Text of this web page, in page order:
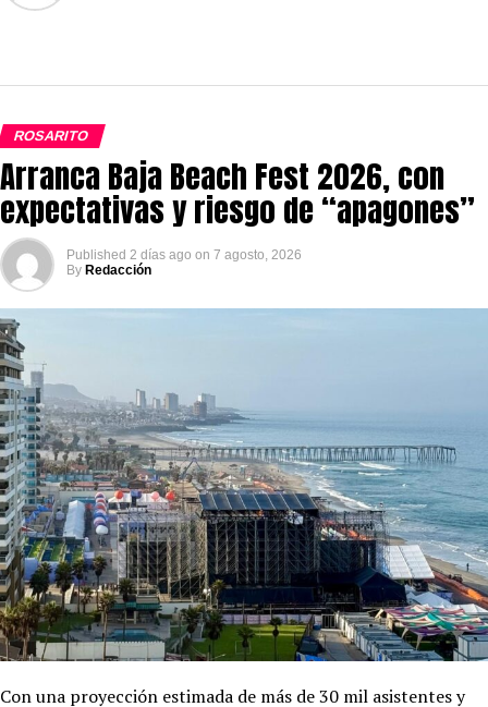
ROSARITO
Arranca Baja Beach Fest 2026, con
expectativas y riesgo de “apagones”
Published 2 días ago on 7 agosto, 2026
By Redacción
Con una proyección estimada de más de 30 mil asistentes y